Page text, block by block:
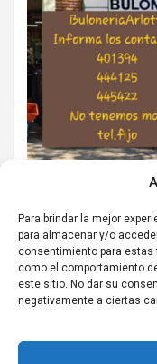
Para brindar la mejor
para almacenar y/o
consentimiento para estas
como el comportamiento
este sitio. No dar su
negativamente a ciertas